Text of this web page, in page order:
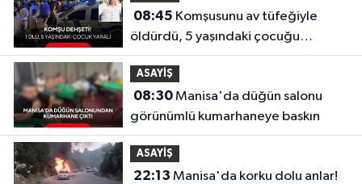
08:45
öldürdü, 5 yaşındaki çocuğu
yaraladı
ASAYİŞ
08:30Manisa'da düğün salonu
görünümlü kumarhaneye baskın
ASAYİŞ
22:13